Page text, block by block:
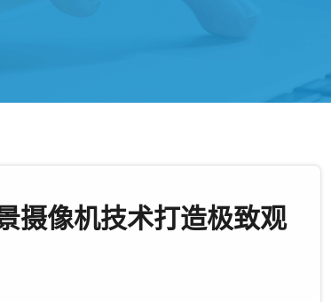
摄像机技术打造极致观